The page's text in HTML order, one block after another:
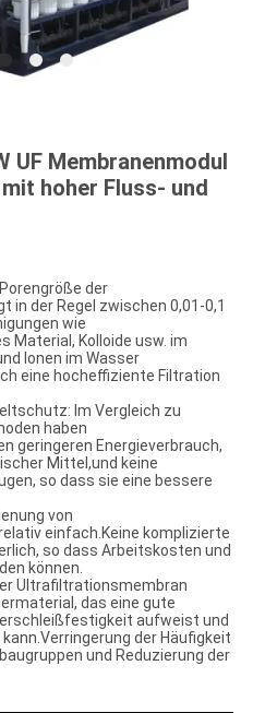
UF Membranenmodul
hoher Fluss- und
der
der Regel zwischen 0,01-0,1
wie
Material, Kolloide usw. im
Ionen im Wasser
eine hocheffiziente Filtration
Im Vergleich zu
haben
geringeren Energieverbrauch,
Mittel,und keine
so dass sie eine bessere
von
einfach.Keine komplizierte
so dass Arbeitskosten und
können.
Ultrafiltrationsmembran
das eine gute
aufweist und
der Häufigkeit
und Reduzierung der